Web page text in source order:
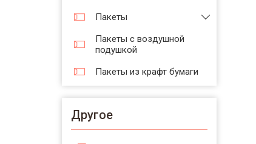
Пакеты
Пакеты с воздушной
подушкой
Пакеты из крафт бумаги
Другое